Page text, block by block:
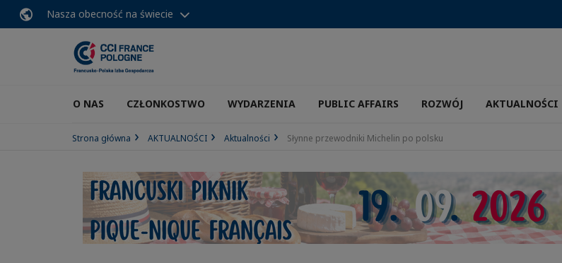
Nasza obecność na świecie
O NAS CZŁONKOSTWO WYDARZENIA PUBLIC AFFAIRS ROZWÓJ AKTUALNOŚCI
Strona główna AKTUALNOŚCI Aktualności Słynne przewodniki Michelin po polsku